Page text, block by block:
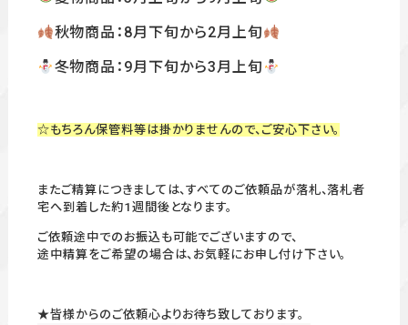
秋物商品：8月下旬から2月上旬
冬物商品：9月下旬から3月上旬
☆もちろん保管料等は掛かりませんので、ご安心下さい。
またご精算につきましては、すべてのご依頼品が落札、落札者
宅へ到着した約1週間後となります。
ご依頼途中でのお振込も可能でございますので、
途中精算をご希望の場合は、お気軽にお申し付け下さい。
★皆様からのご依頼心よりお待ち致しております。